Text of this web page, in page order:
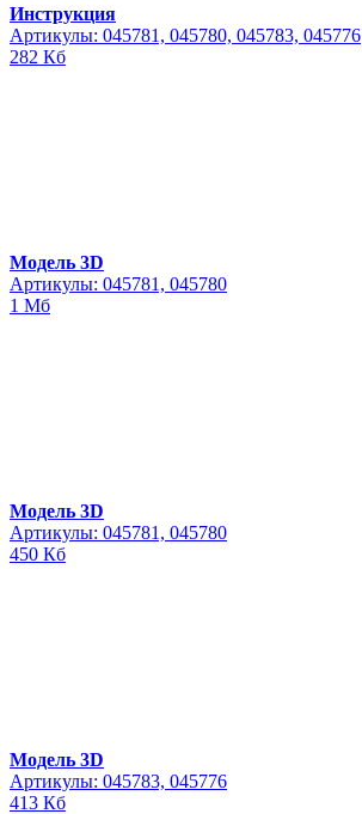
Инструкция
Артикулы: 045781, 045780, 045783, 045776
282 Кб
Модель 3D
Артикулы: 045781, 045780
1 Мб
Модель 3D
Артикулы: 045781, 045780
450 Кб
Модель 3D
Артикулы: 045783, 045776
413 Кб